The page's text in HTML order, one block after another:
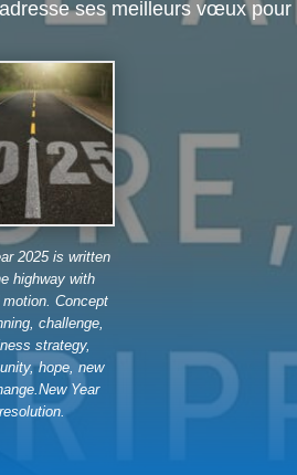
ses meilleurs vœux pour
2025 is written
highway with
motion. Concept
challenge,
strategy,
hope, new
Year
resolution.